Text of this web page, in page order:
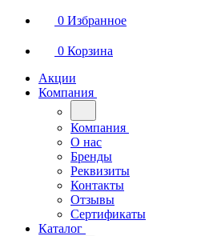
0 Избранное
0 Корзина
Акции
Компания
Компания
О нас
Бренды
Реквизиты
Контакты
Отзывы
Сертификаты
Каталог